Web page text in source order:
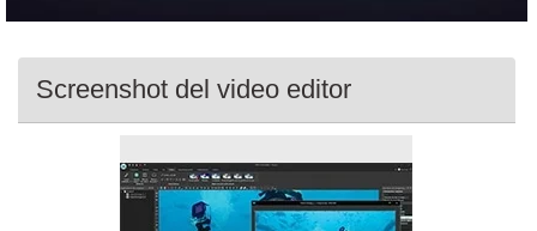
Screenshot del video editor